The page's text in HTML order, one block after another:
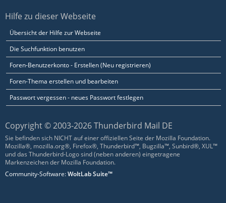
Hilfe zu dieser Webseite
Übersicht der Hilfe zur Webseite
Die Suchfunktion benutzen
Foren-Benutzerkonto - Erstellen (Neu registrieren)
Foren-Thema erstellen und bearbeiten
Passwort vergessen - neues Passwort festlegen
Copyright © 2003-2026 Thunderbird Mail DE
Sie befinden sich NICHT auf einer offiziellen Seite der Mozilla Foundation.
Mozilla®, mozilla.org®, Firefox®, Thunderbird™, Bugzilla™, Sunbird®, XUL™
und das Thunderbird-Logo sind (neben anderen) eingetragene
Markenzeichen der Mozilla Foundation.
Community-Software:WoltLab Suite™